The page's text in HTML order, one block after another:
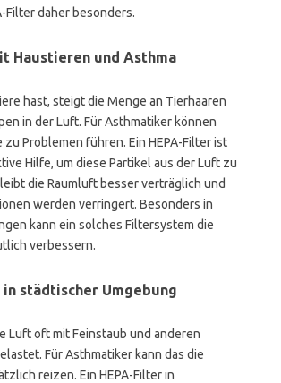
Filter daher besonders.
Haustieren und Asthma
hast, steigt die Menge an Tierhaaren
in der Luft. Für Asthmatiker können
Problemen führen. Ein HEPA-Filter ist
Hilfe, um diese Partikel aus der Luft zu
die Raumluft besser verträglich und
werden verringert. Besonders in
kann ein solches Filtersystem die
verbessern.
städtischer Umgebung
Luft oft mit Feinstaub und anderen
Für Asthmatiker kann das die
reizen. Ein HEPA-Filter in